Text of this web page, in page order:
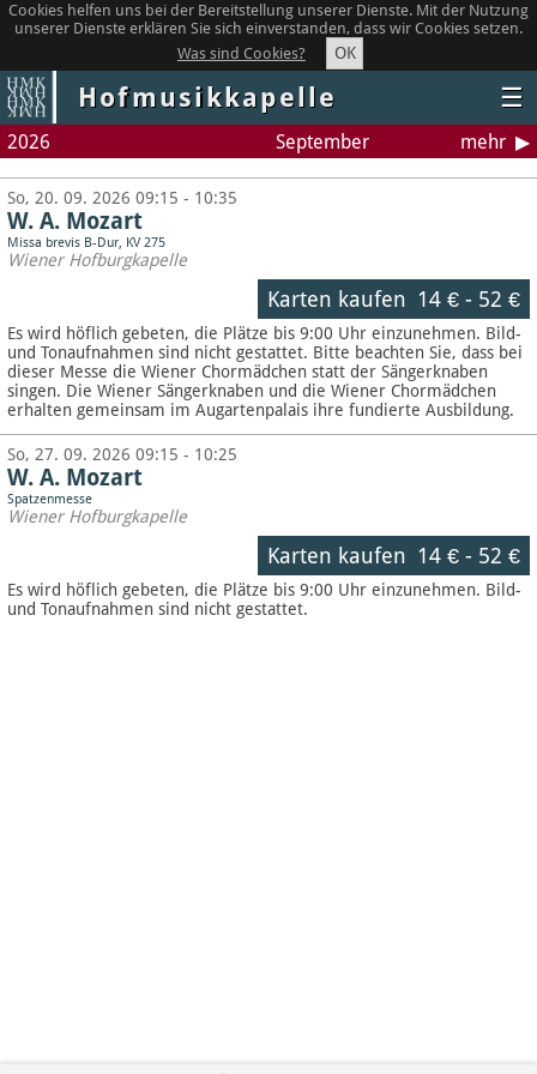
Cookies helfen uns bei der Bereitstellung unserer Dienste. Mit der Nutzung
unserer Dienste erklären Sie sich einverstanden, dass wir Cookies setzen.
Was sind Cookies?
OK
Hofmusikkapelle ☰
2026 September mehr
So, 20. 09. 2026 09:15 - 10:35
W. A. Mozart
Missa brevis B-Dur, KV 275
Wiener Hofburgkapelle
Karten kaufen 14 €- 52 €
Es wird höflich gebeten, die Plätze bis 9:00 Uhr einzunehmen. Bild-
und Tonaufnahmen sind nicht gestattet. Bitte beachten Sie, dass bei
dieser Messe die Wiener Chormädchen statt der Sängerknaben
singen. Die Wiener Sängerknaben und die Wiener Chormädchen
erhalten gemeinsam im Augartenpalais ihre fundierte Ausbildung.
So, 27. 09. 2026 09:15 - 10:25
W. A. Mozart
Spatzenmesse
Wiener Hofburgkapelle
Karten kaufen 14 €- 52 €
Es wird höflich gebeten, die Plätze bis 9:00 Uhr einzunehmen. Bild-
und Tonaufnahmen sind nicht gestattet.